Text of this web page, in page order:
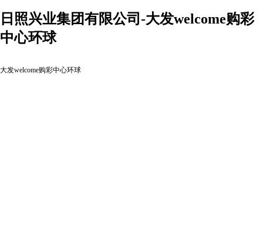
日照兴业集团有限公司-大发welcome购彩
中心环球
大发welcome购彩中心环球